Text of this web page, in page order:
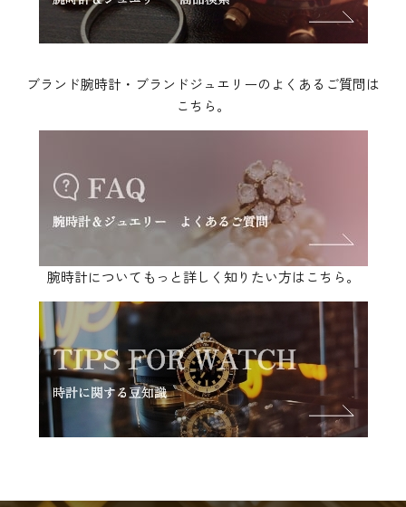
ブランド腕時計・ブランドジュエリーのよくあるご質問は
こちら。
腕時計についてもっと詳しく知りたい方はこちら。